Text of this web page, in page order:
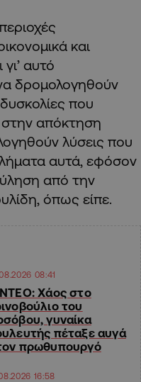
και
αυτό
δρομολογηθούν
που
στην απόκτηση
λύσεις που
αυτά, εφόσον
από την
όπως είπε.
08:41
Χάος στο
του
γυναίκα
πέταξε αυγά
πρωθυπουργό
16:58